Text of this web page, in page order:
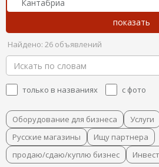
Найдено: 26 объявлений
только в названиях с фото
Оборудование для бизнеса Услуги
Русские магазины
Ищу партнера
продаю/сдаю/куплю бизнес